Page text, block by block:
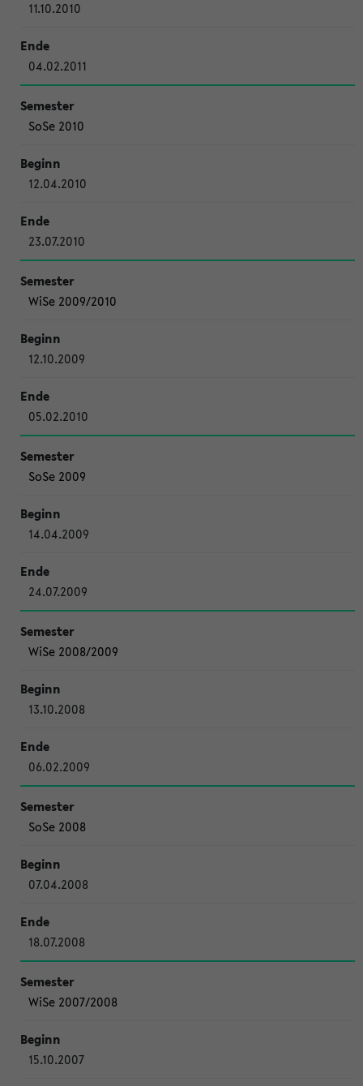
11.10.2010
04.02.2011
SoSe 2010
12.04.2010
23.07.2010
WiSe 2009/2010
12.10.2009
05.02.2010
SoSe 2009
14.04.2009
24.07.2009
WiSe 2008/2009
13.10.2008
06.02.2009
SoSe 2008
07.04.2008
18.07.2008
WiSe 2007/2008
15.10.2007